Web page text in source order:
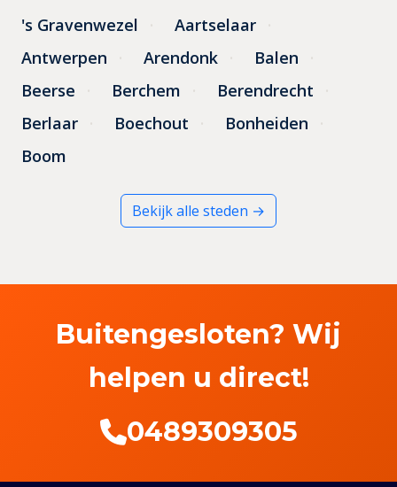
's Gravenwezel
Aartselaar
Antwerpen
Arendonk
Balen
Beerse
Berchem
Berendrecht
Berlaar
Boechout
Bonheiden
Boom
Bekijk alle steden →
Buitengesloten? Wij
helpen u direct!
0489309305